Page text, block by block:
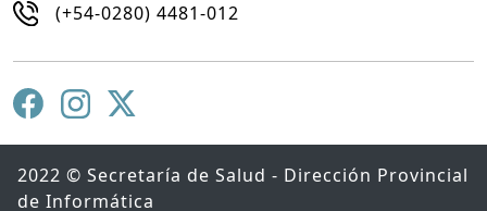
(+54-0280) 4481-012
2022 © Secretaría de Salud - Dirección Provincial
de Informática